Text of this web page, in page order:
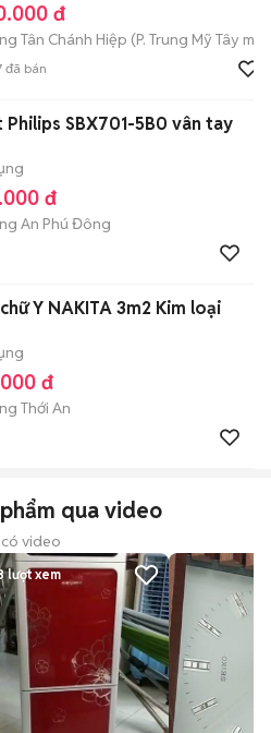
đ
Tân Chánh Hiệp (P. Trung Mỹ Tây mới)
đã bán
Philips SBX701-5B0 vân tay
đ
An Phú Đông
Y NAKITA 3m2 Kim loại
đ
Thới An
qua video
video
lượt xem